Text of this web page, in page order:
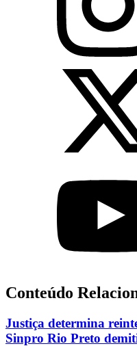
Conteúdo
Justiça determina
Sinpro Rio Preto